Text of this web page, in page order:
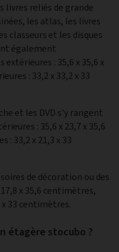
reliés de grande
les atlas, les livres
classeurs et les disques
également
: 35,6 x 35,6 x
: 33,2 x 33,2 x 33
et les DVD s'y rangent
: 35,6 x 23,7 x 35,6
33,2 x 21,3 x 33
de décoration ou des
x 35,6 centimètres,
33 centimètres.
étagère stocubo ?